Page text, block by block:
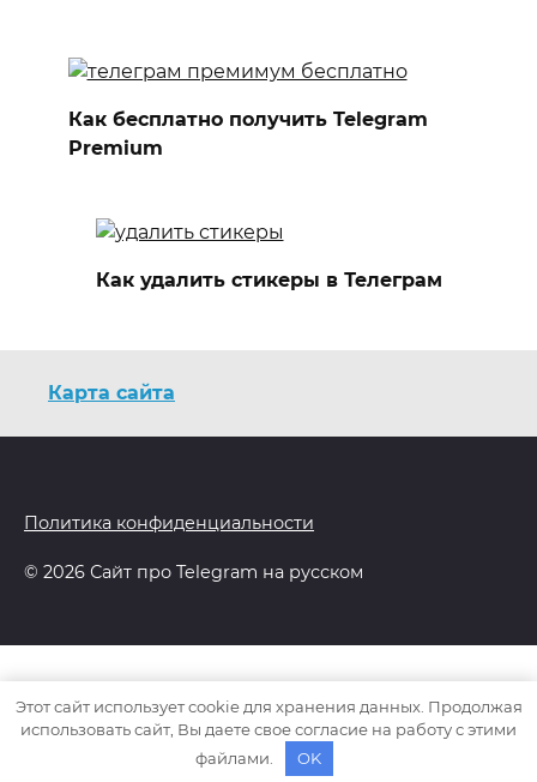
Как бесплатно получить Telegram
Premium
Как удалить стикеры в Телеграм
Карта сайта
Политика конфиденциальности
© 2026 Сайт про Telegram на русском
Этот сайт использует cookie для хранения данных. Продолжая
использовать сайт, Вы даете свое согласие на работу с этими
файлами.
OK